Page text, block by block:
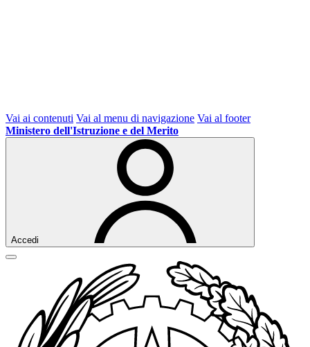
Vai ai contenuti Vai al menu di navigazione Vai al footer
Ministero dell'Istruzione e del Merito
Accedi